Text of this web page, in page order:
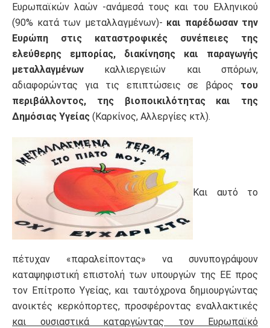
Ευρωπαϊκών λαών -ανάμεσά τους και του Ελληνικού
(90% κατά των μεταλλαγμένων)- και παρέδωσαν την
Ευρώπη στις καταστροφικές συνέπειες της
ελεύθερης εμπορίας, διακίνησης και παραγωγής
μεταλλαγμένων καλλιεργειών και σπόρων,
αδιαφορώντας για τις επιπτώσεις σε βάρος του
περιβάλλοντος, της βιοποικιλότητας και της
Δημόσιας Υγείας (Καρκίνος, Αλλεργίες κτλ).
Και αυτό το
πέτυχαν «παραλείποντας» να συνυπογράψουν
καταψηφιστική επιστολή των υπουργών της ΕΕ προς
τον Επίτροπο Υγείας, και ταυτόχρονα δημιουργώντας
ανοικτές κερκόπορτες, προσφέροντας εναλλακτικές
και ουσιαστικά καταργώντας τον Ευρωπαϊκό